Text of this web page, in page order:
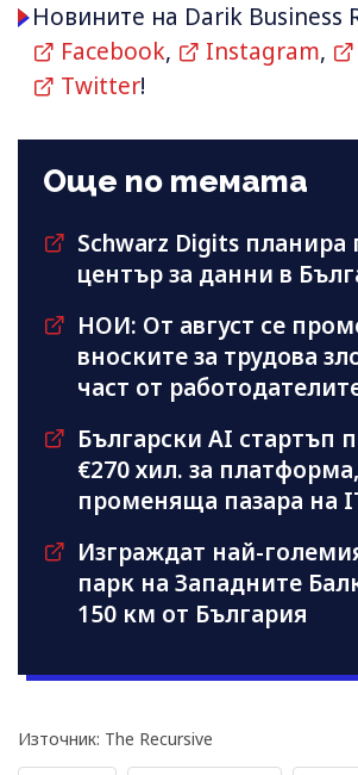
Новините на Darik Business
Facebook, Instagram,
Twitter!
Още по темата
Schwarz Digits планира
център за данни в
НОИ: От август се
вноските за трудова
част от
Български AI стартъп
€270 хил. за платформа,
променяща пазара на
Изграждат най-
парк на Западните
150 км от България
Източник: The Recursive